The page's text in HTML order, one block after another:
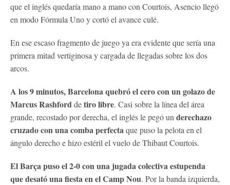
que el inglés quedaría mano a mano con Courtois, Asencio llegó
en modo Fórmula Uno y cortó el avance culé.
En ese escaso fragmento de juego ya era evidente que sería una
primera mitad vertiginosa y cargada de llegadas sobre los dos
arcos.
A los 9 minutos, Barcelona quebró el cero con un golazo de
Marcus Rashforddetiro libre. Casi sobre la línea del área
grande, recostado por derecha, el inglés le pegó un derechazo
cruzado con una comba perfectaque puso la pelota en el
ángulo derecho e hizo estéril el vuelo de Thibaut Courtois.
El Barça puso el 2-0 con una jugada colectiva estupenda
que desató una fiesta en el Camp Nou. Por la banda izquierda,